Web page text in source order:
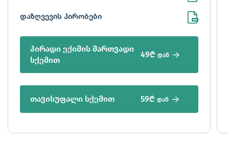
დაზღვევის პირობები
პირადი ექიმის მართვადი
სქემით
49₾დან
თავისუფალი სქემით 59₾დან